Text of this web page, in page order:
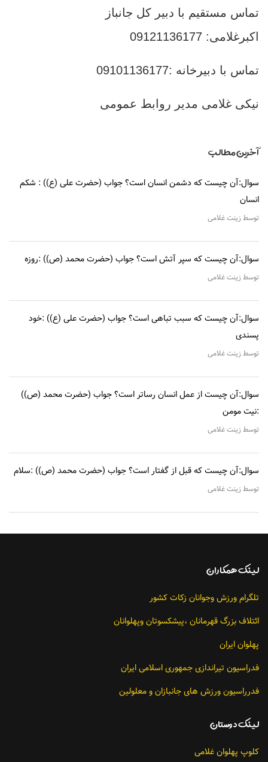
تماس مستقیم با دبیر کل جانباز
اکبرغلامی: 09121136177
تماس با دبیرخانه :09101136177
نیکی غلامی مدير روابط عمومی
آخرین مطالب
سوال:آن چیست که دشمن انسان است؟ جواب (حضرت علی (ع)) : شکم
انسان
توسط زینت غلامی
سوال:آن چیست که سپر آتش است؟ جواب (حضرت محمد (ص)) :روزه
توسط زینت غلامی
سوال:آن چیست که سبب تباهی است؟ جواب (حضرت علی (ع)) :خود
پسندی
توسط زینت غلامی
سوال:آن چیست از عمل انسان رساتر است؟ جواب (حضرت محمد (ص))
:نیت مومن
توسط زینت غلامی
سوال:آن چیست که قبل از گفتار است؟ جواب (حضرت محمد (ص)) :سلام
توسط زینت غلامی
لينك همکاران
تلگرام ورزش وجوانان زکات کشور
ائتلاف بزرگ قهرمانان ،پیشکسوتان وپهلوانان
پهلوان ایران
فدراسیون تیراندازی جمهوری اسلامی ایران
فدرراسیون ورزش های جانبازان و معلولین
لينك دوستان
کلوپ پهلوان غلامی